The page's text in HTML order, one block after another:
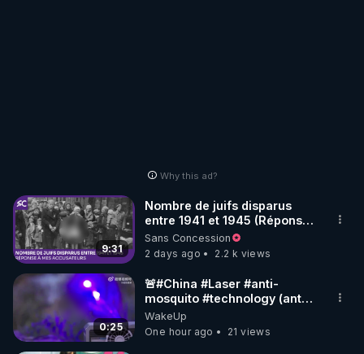
Why this ad?
9:31
Nombre de juifs disparus
entre 1941 et 1945 (Réponse
à mes accusateurs)
Sans Concession
2 days ago
2.2 k views
0:25
🚨#China #Laser #anti-
mosquito #technology (anti
#moustique) Photon Matrix
WakeUp
One hour ago
21 views